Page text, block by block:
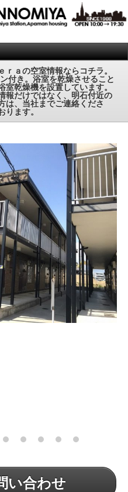
ａの空室情報ならコチラ。
付き。浴室を乾燥させること
乾燥機を設置しています。
報だけではなく、明石付近の
は、当社までご連絡くださ
ります。
い合わせ